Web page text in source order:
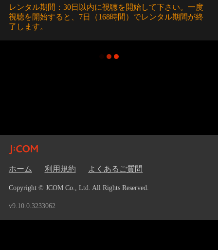
レンタル期間：30日以内に視聴を開始して下さい。一度
視聴を開始すると、7日（168時間）でレンタル期間が終
了します。
ホーム 利用規約 よくあるご質問
Copyright © JCOM Co., Ltd. All Rights Reserved.
v9.10.0.3233062